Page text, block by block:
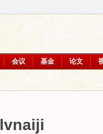
会议 基金 论文
lvnaiji